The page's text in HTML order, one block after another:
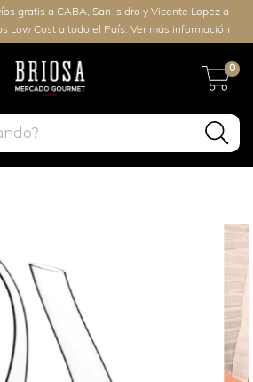
gratis a CABA, San Isidro y Vicente Lopez a
Low Cost a todo el País. Ver más información
0